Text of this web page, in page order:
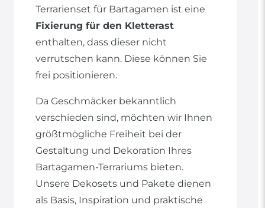
Terrarienset für Bartagamen ist eine
Fixierung für den Kletterast
enthalten, dass dieser nicht
verrutschen kann. Diese können Sie
frei positionieren.
Da Geschmäcker bekanntlich
verschieden sind, möchten wir Ihnen
größtmögliche Freiheit bei der
Gestaltung und Dekoration Ihres
Bartagamen-Terrariums bieten.
Unsere Dekosets und Pakete dienen
als Basis, Inspiration und praktische